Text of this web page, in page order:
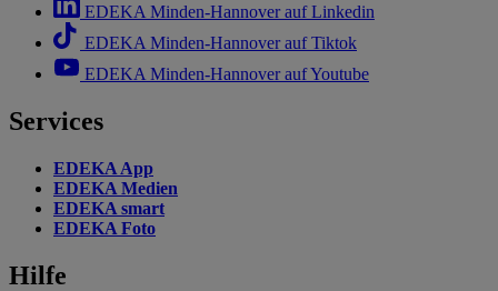
EDEKA Minden-Hannover auf Linkedin
EDEKA Minden-Hannover auf Tiktok
EDEKA Minden-Hannover auf Youtube
Services
EDEKA App
EDEKA Medien
EDEKA smart
EDEKA Foto
Hilfe